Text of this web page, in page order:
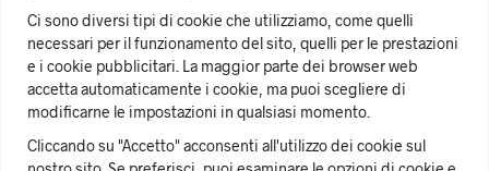
Ci sono diversi tipi di cookie che utilizziamo, come quelli
necessari per il funzionamento del sito, quelli per le prestazioni
e i cookie pubblicitari. La maggior parte dei browser web
accetta automaticamente i cookie, ma puoi scegliere di
modificarne le impostazioni in qualsiasi momento.
Cliccando su "Accetto" acconsenti all'utilizzo dei cookie sul
2�iWc1a� ~�nz��_�}]���VdXyDBF����
��t4<��JY��fjag�excZњ�,F�
Ӝ�,�[�M�%w�V��9?0���5�! �T*:j4��gKN`�;Tf
c%���|6N����(vx��`���ʞj�;4G�3�%qϒZ��8
�E��Z�Y�B`��L�jrg �\���Qt